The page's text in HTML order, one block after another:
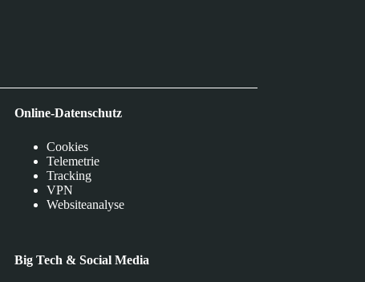
Online-Datenschutz
Cookies
Telemetrie
Tracking
VPN
Websiteanalyse
Big Tech & Social Media